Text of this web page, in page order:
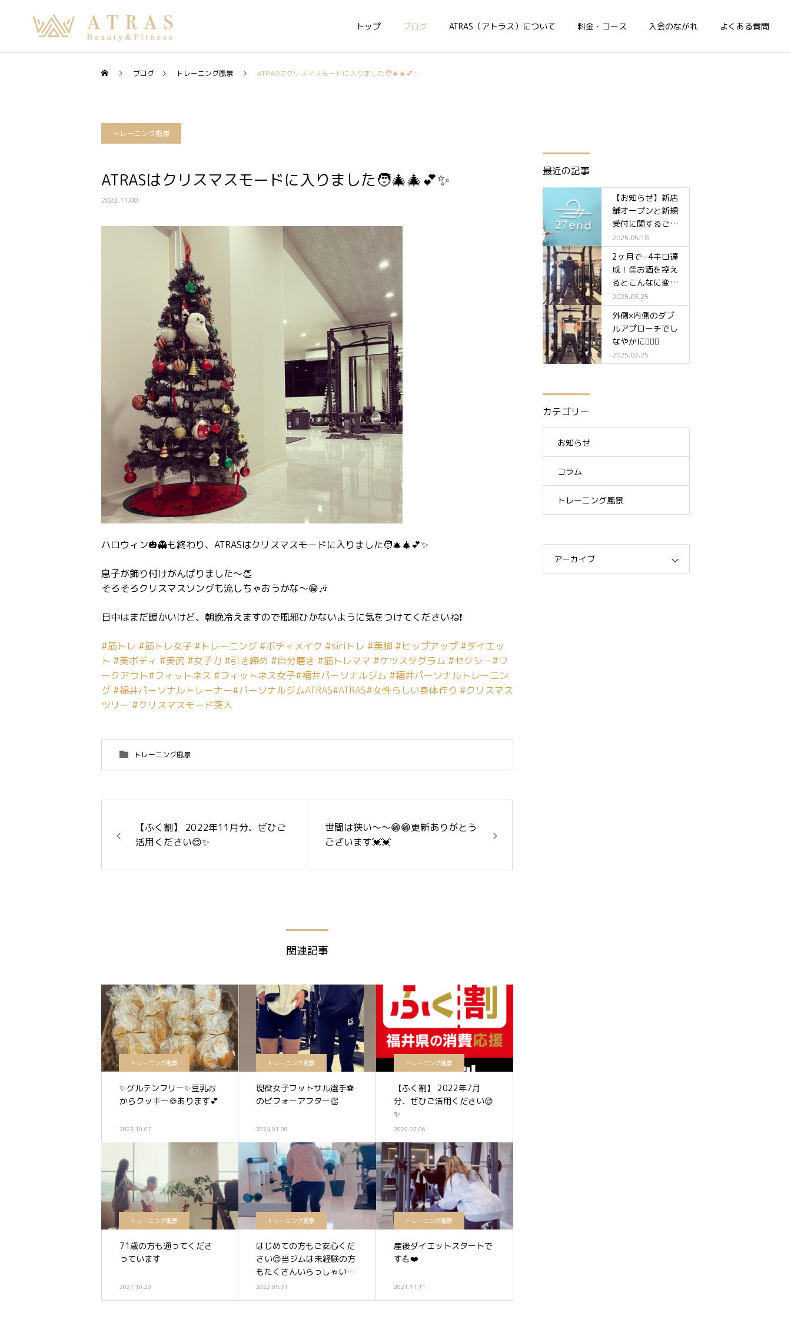
トップ ブログ ATRAS（アトラス）について 料金・コース 入会のながれ よくある質問
ブログ トレーニング風景 ATRASはクリスマスモードに入りました🧑‍🎄🎄💕✨
トレーニング風景
ATRASはクリスマスモードに入りました🧑‍🎄🎄💕✨
2022.11.08
ハロウィン🎃👻も終わり、ATRASはクリスマスモードに入りました🧑‍🎄🎄💕✨
息子が飾り付けがんばりました〜👏
そろそろクリスマスソングも流しちゃおうかな〜😁🎶
日中はまだ暖かいけど、朝晩冷えますので風邪ひかないように気をつけてくださいね❗️
#筋トレ #筋トレ女子 #トレーニング #ボディメイク #siriトレ #美脚 #ヒップアップ #ダイエッ
ト #美ボディ #美尻 #女子力 #引き締め #自分磨き #筋トレママ #ケツスタグラム #セクシー#ワ
ークアウト#フィットネス #フィットネス女子#福井パーソナルジム #福井パーソナルトレーニン
グ #福井パーソナルトレーナー#パーソナルジムATRAS#ATRAS#女性らしい身体作り #クリスマス
ツリー #クリスマスモード突入
トレーニング風景
【ふく割】 2022年11月分、ぜひご
活用ください😌✨
世間は狭い〜〜😁😁更新ありがとう
ございます💓💓
関連記事
トレーニング風景
✨グルテンフリー✨豆乳お
からクッキー🍪あります💕
2022.10.07
トレーニング風景
現役女子フットサル選手⚽️
のビフォーアフター👏
2024.01.08
トレーニング風景
【ふく割】 2022年7月
分、ぜひご活用ください😌
✨
2022.07.06
トレーニング風景
71歳の方も通ってくださ
っています
2021.10.20
トレーニング風景
はじめての方もご安心くだ
さい😌当ジムは未経験の方
もたくさんいらっしゃいま
す👍✨
2022.05.31
トレーニング風景
産後ダイエットスタートで
す💪❤️
2021.11.11
最近の記事
【お知らせ】新店
舗オープンと新規
受付に関するご案
内✨
2025.05.18
2ヶ月で−4キロ達
成！👏お酒を控え
るとこんなに変わ
る✨
2025.03.25
外側×内側のダブ
ルアプローチでし
なやかに🧘‍♀️✨
2025.02.25
カテゴリー
お知らせ
コラム
トレーニング風景
アーカイブ